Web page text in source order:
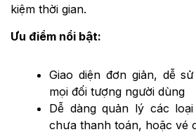
kiệm thời gian.
Ưu điểm nổi bật:
Giao diện đơn giản, dễ
mọi đối tượng người dùng
Dễ dàng quản lý các
chưa thanh toán, hoặc vé